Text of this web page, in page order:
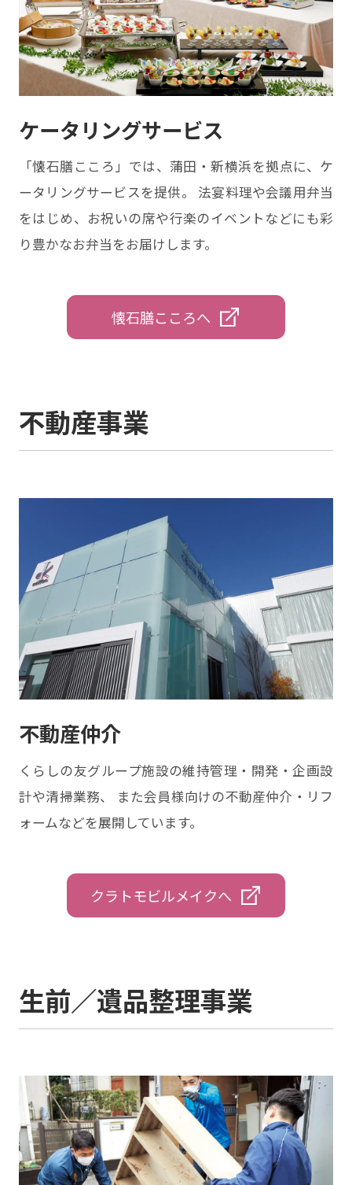
ケータリングサービス
「懐石膳こころ」では、蒲⽥・新横浜を拠点に、ケ
ータリングサービスを提供。 法宴料理や会議用弁当
をはじめ、お祝いの席や行楽のイベントなどにも彩
り豊かなお弁当をお届けします。
懐石膳こころへ
不動産事業
不動産仲介
くらしの友グループ施設の維持管理・開発・企画設
計や清掃業務、 また会員様向けの不動産仲介・リフ
ォームなどを展開しています。
クラトモビルメイクへ
生前／遺品整理事業